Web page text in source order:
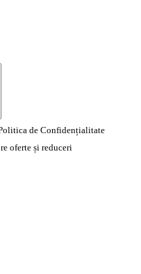
de Confidențialitate
oferte și reduceri